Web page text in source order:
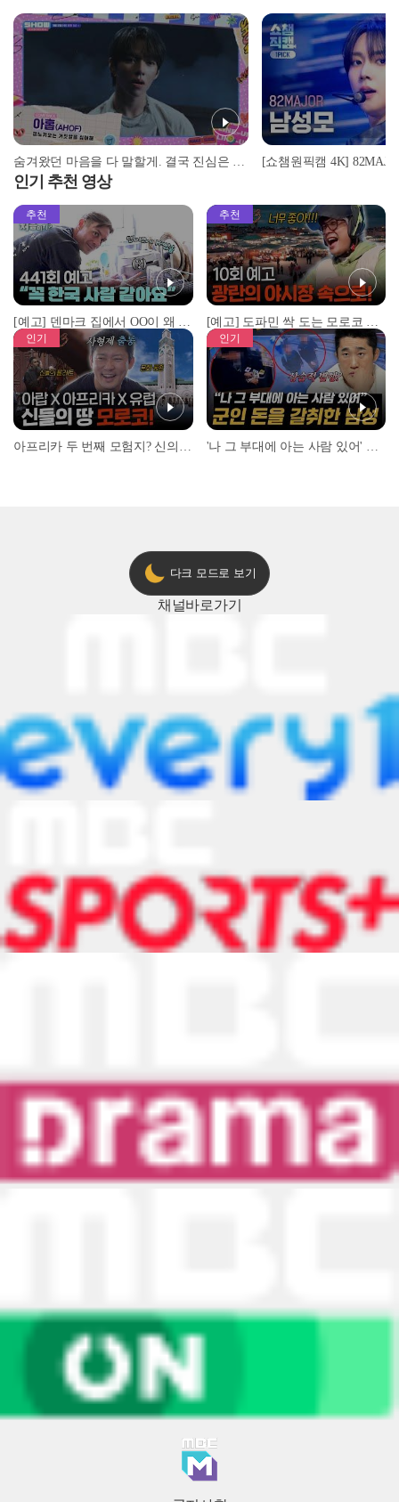
숨겨왔던 마음을 다 말할게. 결국 진심은 쇼챔이니까🌠 [예고]
인기 추천 영상
추천
[예고] 덴마크 집에서 OO이 왜 나와...? 이상할 정도로 한국을 사랑하는 우리 형을 제보합니다!
추천
[예고] 도파민 싹 도는 모로코 야시장 투어!
인기 인기
다크 모드로 보기
채널바로가기